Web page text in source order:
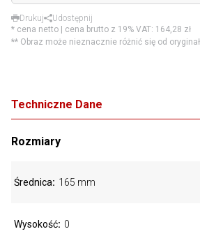
Drukuj
Udostępnij
* cena netto | cena brutto z 19% VAT: 164,28 zł
** Obraz może nieznacznie różnić się od
Techniczne Dane
Rozmiary
Średnica 165 mm
Wysokość 0